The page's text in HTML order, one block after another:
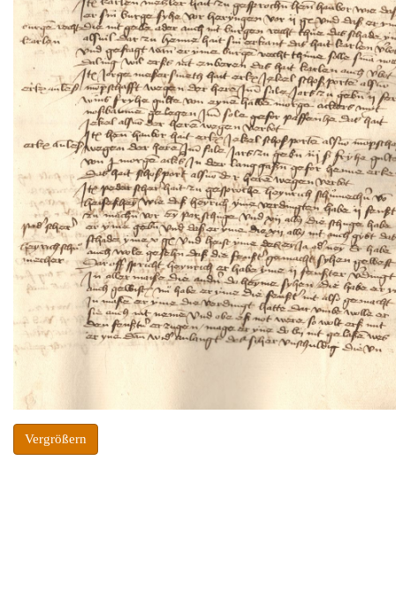
Vergrößern